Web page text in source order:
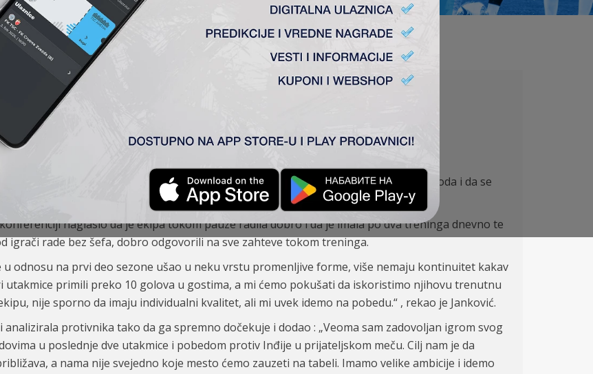
Proletera, u 29. kolu Super lige Srbije, sa ciljem da u tom meču osvoje sva tri boda i da se
naglasio da je ekipa tokom pauze radila dobro i da je imala po dva treninga dnevno te
igrači rade bez šefa, dobro odgovorili na sve zahteve tokom treninga.
u odnosu na prvi deo sezone ušao u neku vrstu promenljive forme, više nemaju kontinuitet kakav
utakmice primili preko 10 golova u gostima, a mi ćemo pokušati da iskoristimo njihovu trenutnu
nije sporno da imaju individualni kvalitet, ali mi uvek idemo na pobedu.“ , rekao je Janković.
protivnika tako da ga spremno dočekuje i dodao : „Veoma sam zadovoljan igrom svog
u poslednje dve utakmice i pobedom protiv Inđije u prijateljskom meču. Cilj nam je da
a nama nije svejedno koje mesto ćemo zauzeti na tabeli. Imamo velike ambicije i idemo